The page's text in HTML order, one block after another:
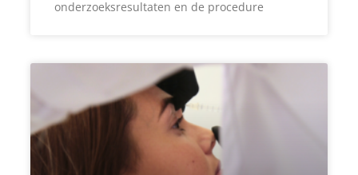
onderzoeksresultaten en de procedure